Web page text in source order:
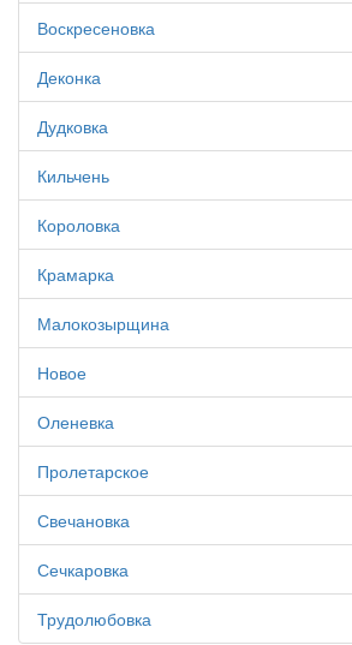
Воскресеновка
Деконка
Дудковка
Кильчень
Короловка
Крамарка
Малокозырщина
Новое
Оленевка
Пролетарское
Свечановка
Сечкаровка
Трудолюбовка